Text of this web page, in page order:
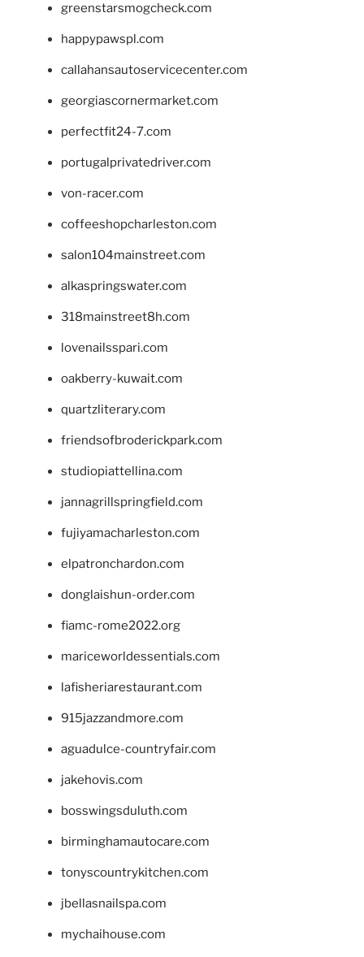
greenstarsmogcheck.com
happypawspl.com
callahansautoservicecenter.com
georgiascornermarket.com
perfectfit24-7.com
portugalprivatedriver.com
von-racer.com
coffeeshopcharleston.com
salon104mainstreet.com
alkaspringswater.com
318mainstreet8h.com
lovenailsspari.com
oakberry-kuwait.com
quartzliterary.com
friendsofbroderickpark.com
studiopiattellina.com
jannagrillspringfield.com
fujiyamacharleston.com
elpatronchardon.com
donglaishun-order.com
fiamc-rome2022.org
mariceworldessentials.com
lafisheriarestaurant.com
915jazzandmore.com
aguadulce-countryfair.com
jakehovis.com
bosswingsduluth.com
birminghamautocare.com
tonyscountrykitchen.com
jbellasnailspa.com
mychaihouse.com